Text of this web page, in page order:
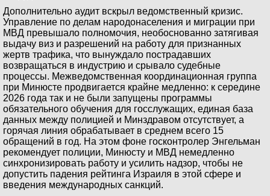
Дополнительно аудит вскрыл ведомственный кризис.
Управление по делам народонаселения и миграции при
МВД превышало полномочия, необоснованно затягивая
выдачу виз и разрешений на работу для признанных
жертв трафика, что вынуждало пострадавших
возвращаться в индустрию и срывало судебные
процессы. Межведомственная координационная группа
при Минюсте продвигается крайне медленно: к середине
2026 года так и не были запущены программы
обязательного обучения для госслужащих, единая база
данных между полицией и Минздравом отсутствует, а
горячая линия обрабатывает в среднем всего 15
обращений в год. На этом фоне госконтролер Энгельман
рекомендует полиции, Минюсту и МВД немедленно
синхронизировать работу и усилить надзор, чтобы не
допустить падения рейтинга Израиля в этой сфере и
введения международных санкций.